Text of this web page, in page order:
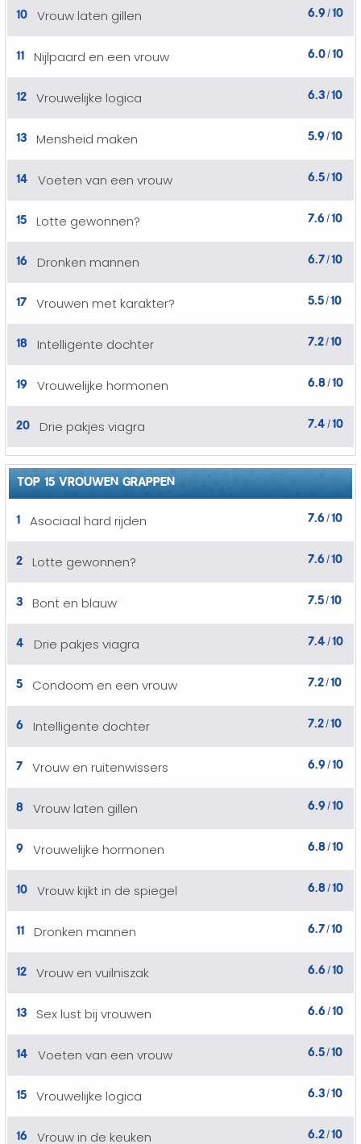
10 Vrouw laten gillen 6.9 /10
11 Nijlpaard en een vrouw 6.0/10
12 Vrouwelijke logica 6.3/10
13 Mensheid maken 5.9 /10
14 Voeten van een vrouw 6.5/10
15 Lotte gewonnen? 7.6 /10
16 Dronken mannen 6.7/10
17 Vrouwen met karakter? 5.5/10
18 Intelligente dochter 7.2/10
19 Vrouwelijke hormonen 6.8/10
20 Drie pakjes viagra 7.4 /10
TOP 15 VROUWEN GRAPPEN
1 Asociaal hard rijden 7.6 /10
2 Lotte gewonnen? 7.6 /10
3 Bont en blauw 7.5/10
4 Drie pakjes viagra 7.4 /10
5 Condoom en een vrouw 7.2/10
6 Intelligente dochter 7.2/10
7 Vrouw en ruitenwissers 6.9 /10
8 Vrouw laten gillen 6.9 /10
9 Vrouwelijke hormonen 6.8/10
10 Vrouw kijkt in de spiegel 6.8 /10
11 Dronken mannen 6.7/10
12 Vrouw en vuilniszak 6.6 /10
13 Sex lust bij vrouwen 6.6 /10
14 Voeten van een vrouw 6.5/10
15 Vrouwelijke logica 6.3/10
16 Vrouw in de keuken 6.2/10